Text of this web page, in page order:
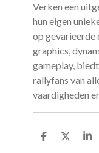
Verken een
hun eigen
op
graphics,
gameplay,
rallyfans van
vaardigheden
D
D
S